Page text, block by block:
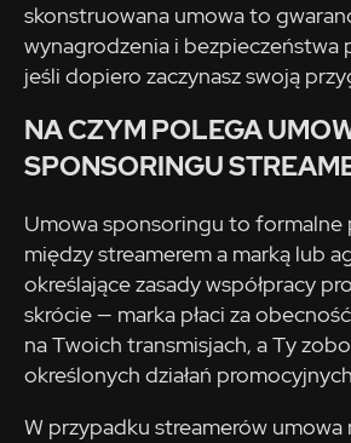
skonstruowana umowa to
wynagrodzenia i bezpieczeństwa
jeśli dopiero zaczynasz swoją
NA CZYM POLEGA
SPONSORINGU
Umowa sponsoringu to formalne
między streamerem a marką lub
określające zasady współpracy
skrócie — marka płaci za
na Twoich transmisjach, a Ty
określonych działań
W przypadku streamerów umowa